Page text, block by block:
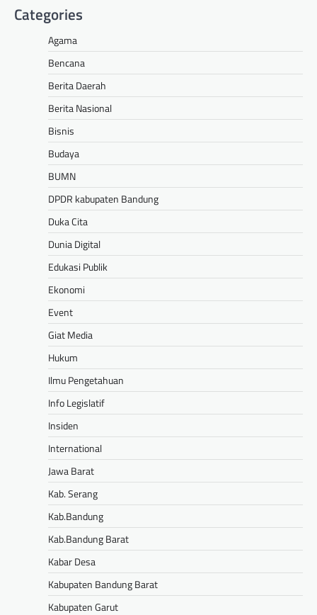
Categories
Agama
Bencana
Berita Daerah
Berita Nasional
Bisnis
Budaya
BUMN
DPDR kabupaten Bandung
Duka Cita
Dunia Digital
Edukasi Publik
Ekonomi
Event
Giat Media
Hukum
Ilmu Pengetahuan
Info Legislatif
Insiden
International
Jawa Barat
Kab. Serang
Kab.Bandung
Kab.Bandung Barat
Kabar Desa
Kabupaten Bandung Barat
Kabupaten Garut